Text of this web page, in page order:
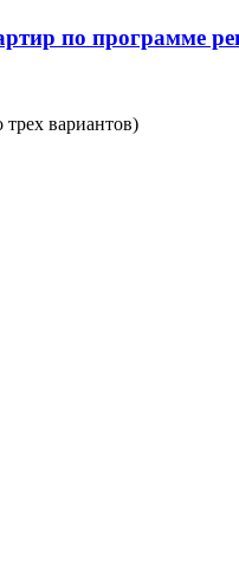
по программе
вариантов)